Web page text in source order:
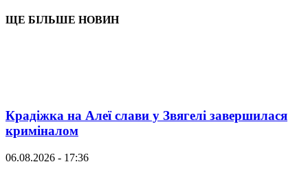
ЩЕ БІЛЬШЕ НОВИН
Крадіжка на Алеї слави у Звягелі завершилася
криміналом
06.08.2026 - 17:36